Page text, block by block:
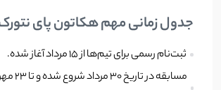
جدول زمانی مهم هکاتون پای نتورک
ثبت‌نام رسمی برای تیم‌ها از ۱۵ مرداد آغاز شده.
مسابقه در